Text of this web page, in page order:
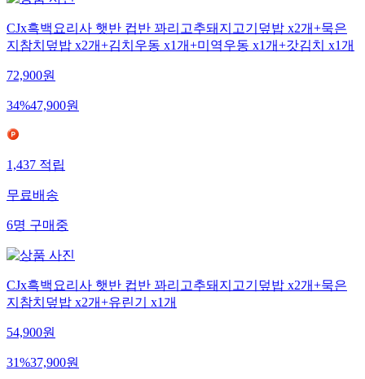
CJx흑백요리사 햇반 컵반 꽈리고추돼지고기덮밥 x2개+묵은
지참치덮밥 x2개+김치우동 x1개+미역우동 x1개+갓김치 x1개
72,900원
34%47,900원
1,437적립
무료배송
6명구매중
CJx흑백요리사 햇반 컵반 꽈리고추돼지고기덮밥 x2개+묵은
지참치덮밥 x2개+유린기 x1개
54,900원
31%37,900원